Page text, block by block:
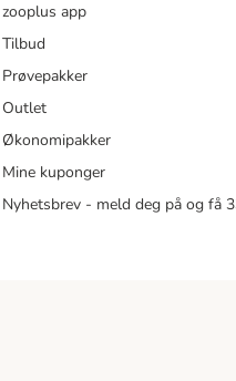
zooplus app
Tilbud
Prøvepakker
Outlet
Økonomipakker
Mine kuponger
Nyhetsbrev - meld deg på og få